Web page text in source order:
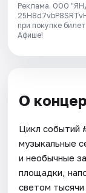
Реклама. ООО
при покупке
Афише!
О
Цикл событий
музыкальные
и необычные
площадки,
светом